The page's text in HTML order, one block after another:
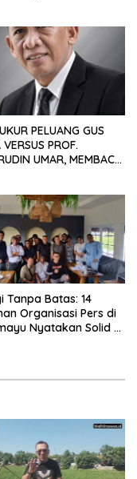
PELUANG GUS
VERSUS PROF.
UMAR, MEMBACA
Tanpa Batas: 14
Organisasi Pers di
Nyatakan Solid di